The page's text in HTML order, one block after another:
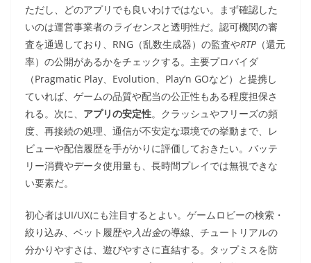
ただし、どのアプリでも良いわけではない。まず確認した
いのは運営事業者のライセンスと透明性だ。認可機関の審
査を通過しており、RNG（乱数生成器）の監査やRTP （還元
率）の公開があるかをチェックする。主要プロバイダ
（Pragmatic Play、Evolution、Play’n GOなど）と提携し
ていれば、ゲームの品質や配当の公正性もある程度担保さ
れる。次に、 アプリの安定性。クラッシュやフリーズの頻
度、再接続の処理、通信が不安定な環境での挙動まで、レ
ビューや配信履歴を手がかりに評価しておきたい。バッテ
リー消費やデータ使用量も、長時間プレイでは無視できな
い要素だ。
初心者はUI/UXにも注目するとよい。ゲームロビーの検索・
絞り込み、ベット履歴や入出金の導線、チュートリアルの
分かりやすさは、遊びやすさに直結する。タップミスを防